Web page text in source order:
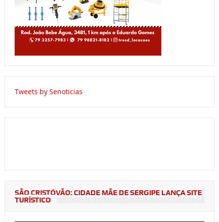
Tweets by Senoticias
SÃO CRISTÓVÃO: CIDADE MÃE DE SERGIPE LANÇA SITE
TURÍSTICO